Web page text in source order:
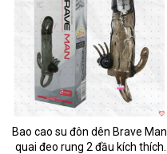
Bao cao su đôn dên Brave Man
quai đeo rung 2 đầu kích thích